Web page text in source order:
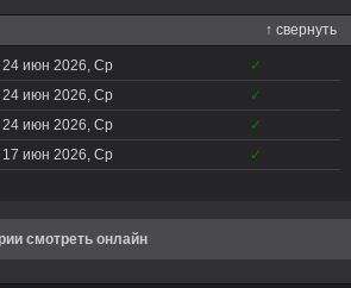
↑ свернуть
24 июн 2026, Ср
✓
24 июн 2026, Ср
✓
24 июн 2026, Ср
✓
17 июн 2026, Ср
✓
смотреть онлайн